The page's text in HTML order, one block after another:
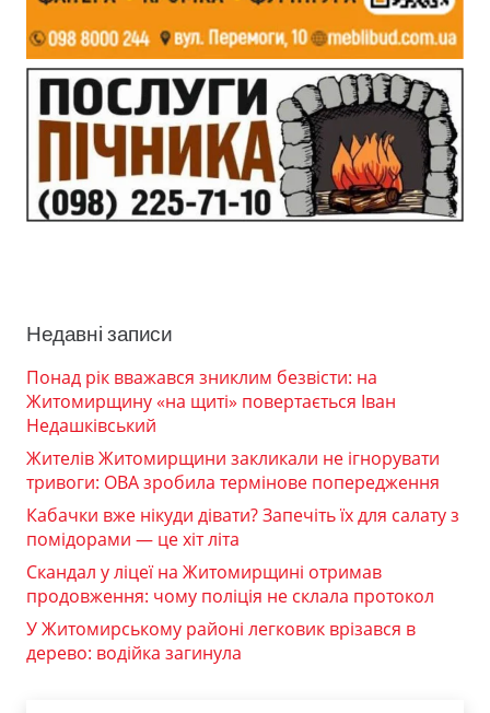
Недавні записи
Понад рік вважався зниклим безвісти: на
Житомирщину «на щиті» повертається Іван
Недашківський
Жителів Житомирщини закликали не ігнорувати
тривоги: ОВА зробила термінове попередження
Кабачки вже нікуди дівати? Запечіть їх для салату з
помідорами — це хіт літа
Скандал у ліцеї на Житомирщині отримав
продовження: чому поліція не склала протокол
У Житомирському районі легковик врізався в
дерево: водійка загинула